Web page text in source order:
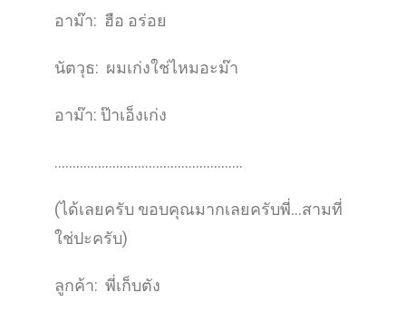
อาม๊า: ฮือ อร่อย
นัตวุธ: ผมเก่งใช่ไหมอะม๊า
อาม๊า: ป๊าเอ็งเก่ง
…………………………………………….
(ได้เลยครับ ขอบคุณมากเลยครับพี่…สามที่
ใช่ปะครับ)
ลูกค้า: พี่เก็บตัง